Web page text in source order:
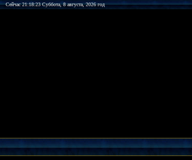
Сейчас 21:18:23 Суббота, 8 августа, 2026 год